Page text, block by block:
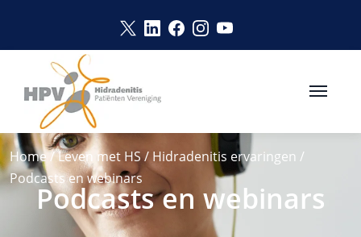
Link opent in een nieuw venster
Link opent in een nieuw
Link opent in een nieuw
Link opent in een
Link opent in een
Home/Leven met HS/ Hidradenitis ervaringen /
Podcasts en webinars
Podcasts en webinars